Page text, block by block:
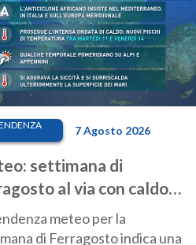
7 Agosto 2026
settimana di
al via con caldo
e qualche temporale
meteo per la
di Ferragosto indica una